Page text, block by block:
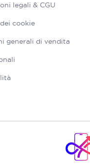
legali & CGU
cookie
generali di vendita